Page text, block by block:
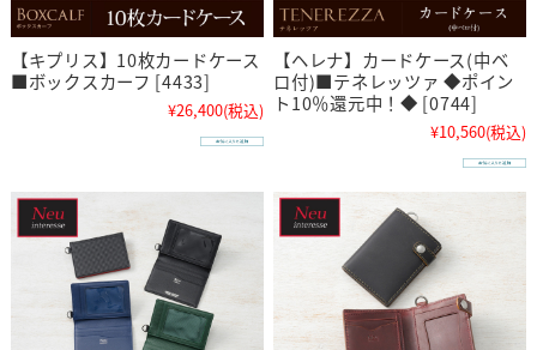
【キプリス】10枚カードケース
■ボックスカーフ [4433]
¥26,400(税込)
【ヘレナ】カードケース(中ベ
ロ付)■テネレッツァ ◆ポイン
ト10％還元中！◆ [0744]
¥10,560(税込)